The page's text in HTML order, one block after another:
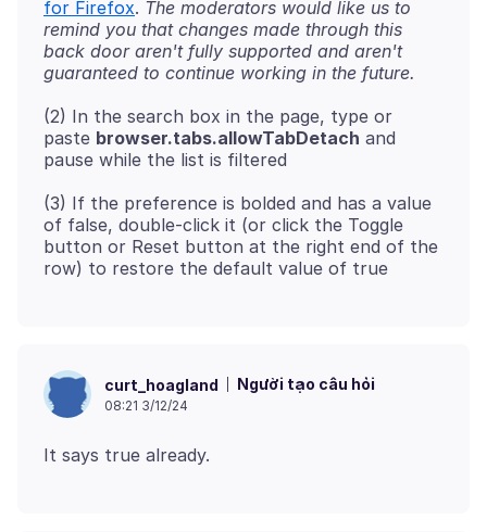
for Firefox. The moderators would like us to
remind you that changes made through this
back door aren't fully supported and aren't
guaranteed to continue working in the future.
(2) In the search box in the page, type or
paste browser.tabs.allowTabDetach and
(3) If the preference is bolded and has a value
of false, double-click it (or click the Toggle
button or Reset button at the right end of the
curt_hoagland Người tạo câu hỏi
08:21 3/12/24